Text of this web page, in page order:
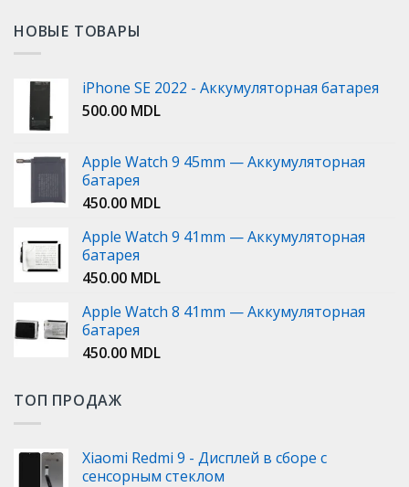
НОВЫЕ ТОВАРЫ
iPhone SE 2022 - Аккумуляторная батарея
500.00 MDL
Apple Watch 9 45mm — Аккумуляторная
батарея
450.00 MDL
Apple Watch 9 41mm — Аккумуляторная
батарея
450.00 MDL
Apple Watch 8 41mm — Аккумуляторная
батарея
450.00 MDL
ТОП ПРОДАЖ
Xiaomi Redmi 9 - Дисплей в сборе с
сенсорным стеклом